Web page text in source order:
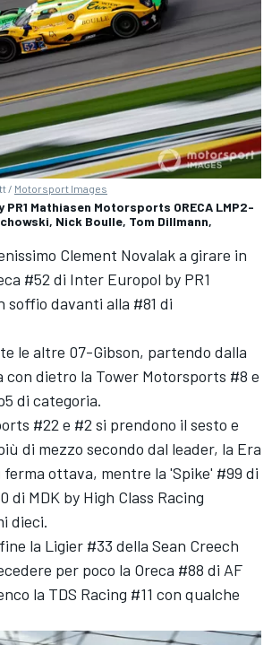
/ Motorsport Images
Mathiasen Motorsports ORECA LMP2-
Nick Boulle, Tom Dillmann,
Clement Novalak a girare in
#52 di Inter Europol by PR1
soffio davanti alla #81 di
le altre 07-Gibson, partendo dalla
con dietro la Tower Motorsports #8 e
di categoria.
#22 e #2 si prendono il sesto e
di mezzo secondo dal leader, la Era
ottava, mentre la 'Spike' #99 di
di MDK by High Class Racing
dieci.
la Ligier #33 della Sean Creech
per poco la Oreca #88 di AF
la TDS Racing #11 con qualche